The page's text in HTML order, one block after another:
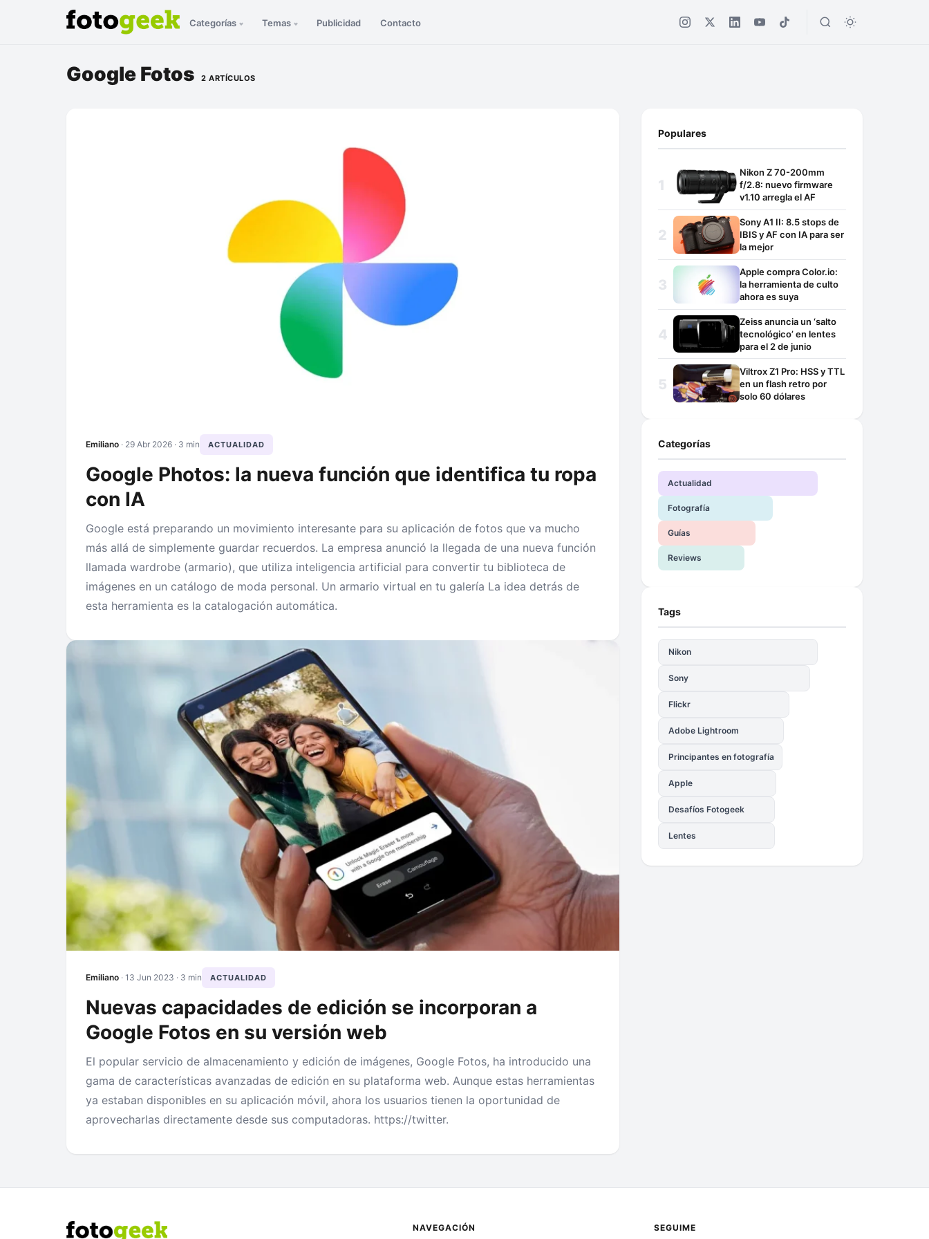
Categorías Temas Publicidad Contacto
Google Fotos 2 ARTÍCULOS
Emiliano · 29 Abr 2026 · 3 min ACTUALIDAD
Google Photos: la nueva función que identifica tu ropa
con IA
Google está preparando un movimiento interesante para su aplicación de fotos que va mucho
más allá de simplemente guardar recuerdos. La empresa anunció la llegada de una nueva función
llamada wardrobe (armario), que utiliza inteligencia artificial para convertir tu biblioteca de
imágenes en un catálogo de moda personal. Un armario virtual en tu galería La idea detrás de
esta herramienta es la catalogación automática.
Emiliano · 13 Jun 2023 · 3 min ACTUALIDAD
Nuevas capacidades de edición se incorporan a
Google Fotos en su versión web
El popular servicio de almacenamiento y edición de imágenes, Google Fotos, ha introducido una
gama de características avanzadas de edición en su plataforma web. Aunque estas herramientas
ya estaban disponibles en su aplicación móvil, ahora los usuarios tienen la oportunidad de
aprovecharlas directamente desde sus computadoras. https://twitter.
Populares
Nikon Z 70-200mm
f/2.8: nuevo firmware
v1.10 arregla el AF
Sony A1 II: 8.5 stops de
IBIS y AF con IA para ser
la mejor
Apple compra Color.io:
la herramienta de culto
ahora es suya
Zeiss anuncia un ‘salto
tecnológico’ en lentes
para el 2 de junio
Viltrox Z1 Pro: HSS y TTL
en un flash retro por
solo 60 dólares
Categorías
Actualidad
Fotografía
Guías
Reviews
Tags
Nikon
Sony
Flickr
Adobe Lightroom
Principantes en fotografía
Apple
Desafíos Fotogeek
Lentes
NAVEGACIÓN SEGUIME